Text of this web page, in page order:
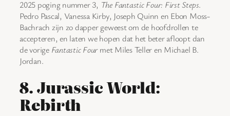
2025 poging nummer 3, The Fantastic Four: First Steps.
Pedro Pascal, Vanessa Kirby, Joseph Quinn en Ebon Moss-
Bachrach zijn zo dapper geweest om de hoofdrollen te
accepteren, en laten we hopen dat het beter afloopt dan
de vorige Fantastic Fourmet Miles Teller en Michael B.
Jordan.
8. Jurassic World:
Rebirth